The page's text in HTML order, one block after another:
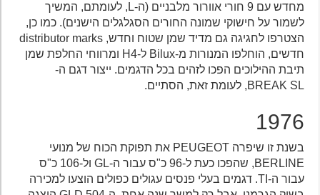
מחדש עם 9 חורי אוורור מלבניים (ה-L, לעומתם, המשיך
לשמור על חישוקי שמונה החורים הסגלגלים הישנים). כמו כן,
הצטרפו לחגיגה גם מדיד שמן שטוח וחדש, distributor marks
חדשים, הוחלפו המנורות מ-Bilux ל-H4 ומרווחי החלפת שמן
תיבת ההילוכים הפכו לזהים בכל הדגמים. ייצור דגם ה-
BREAK SL, לעומת זאת, הסתיים.
1976
בשנת זו שיפרה PEUGEOT את תפוקת הכוח של מנועי
BERLINE, שהפכו כעת ל-96 כ"ס עבור ה-GL ול-106 כ"ס
עבור ה-TI. דגמים בעלי פנסים עגולים כפולים הוצעו למכירה